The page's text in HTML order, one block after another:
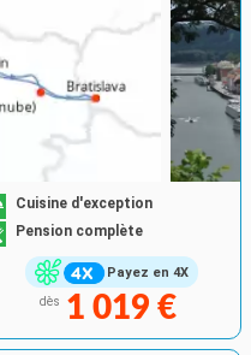
Payez en 4X
Cuisine d'exception
Pension complète
dès 1 019 €